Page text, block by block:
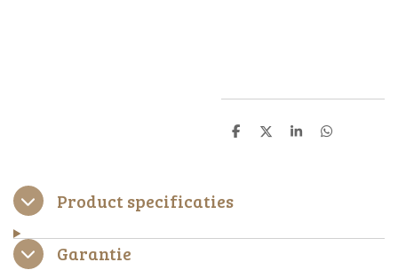
D
D
S
D
Product specificaties
Garantie